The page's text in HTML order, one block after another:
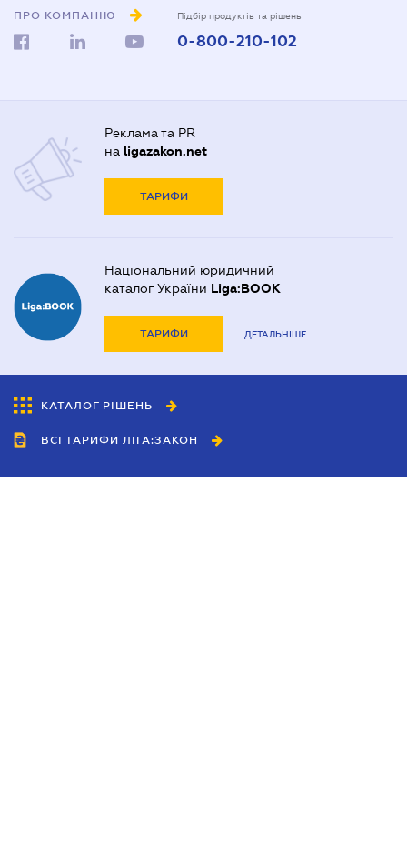
ПРО КОМПАНІЮ Підбір продуктів та рішень
0-800-210-102
Реклама та PR
на ligazakon.net
ТАРИФИ
Національний юридичний
каталог України Liga:BOOK
ТАРИФИ ДЕТАЛЬНІШЕ
КАТАЛОГ РІШЕНЬ
ВСІ ТАРИФИ ЛІГА:ЗАКОН